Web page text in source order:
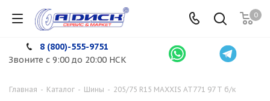
0
8 (800)-555-9751
Звоните с 9:00 до 20:00 НСК
Главная - Каталог - Шины - 205/75 R15 MAXXIS AT771 97 T б/к